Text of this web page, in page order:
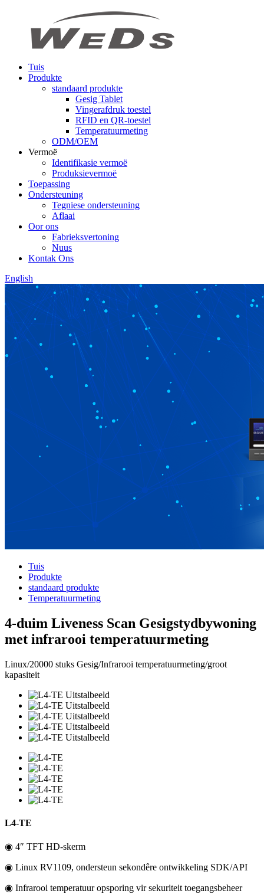
Tuis
Produkte
standaard produkte
Gesig Tablet
Vingerafdruk toestel
RFID en QR-toestel
Temperatuurmeting
ODM/OEM
Vermoë
Identifikasie vermoë
Produksievermoë
Toepassing
Ondersteuning
Tegniese ondersteuning
Aflaai
Oor ons
Fabrieksvertoning
Nuus
Kontak Ons
English
Tuis
Produkte
standaard produkte
Temperatuurmeting
4-duim Liveness Scan Gesigstydbywoning
met infrarooi temperatuurmeting
Linux/20000 stuks Gesig/Infrarooi temperatuurmeting/groot
kapasiteit
L4-TE
◉ 4″ TFT HD-skerm
◉ Linux RV1109, ondersteun sekondêre ontwikkeling SDK/API
◉ Infrarooi temperatuur opsporing vir sekuriteit toegangsbeheer